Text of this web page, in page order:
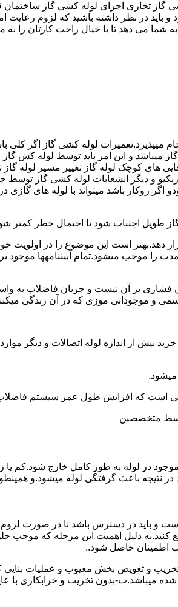
تجاری اجرای لوله کشی گاز
در نظر داشته باشید که لزوم رعایت
می دهد تا با خیال راحت کارتان را به
لوله کشی گاز اگر کلی
میباشد و این امر باید توسط لوله کش
های کوچک لوله گاز تغییر مسیر لوله گاز
و دیگر انشعابات لوله کشی گاز
روکار باشد میتواند با لوله های گازی
گاز طویل اجتناب شود تا احتمال خطر کمتر
است این موضوع را در اولویت
مدت را موجب میشود.تمام آییننامهها
بر آن نیست و جریان فاضلاب به
و موجوداتی موزی که در آن زندگی
بیش از اندازه لوله اتصالات و دیگر
در لوله به طور کامل خارج شود.کم
در نتیجه باعث گرفتگی لوله میشود.و
و باید در دسترس باشد تا در صورت لزوم
دلیل اهمیت این مرحله که موجب
تخریب و تعویض بخش معیوب و عملیات
بدون تخریب و خرابکاری با عایق